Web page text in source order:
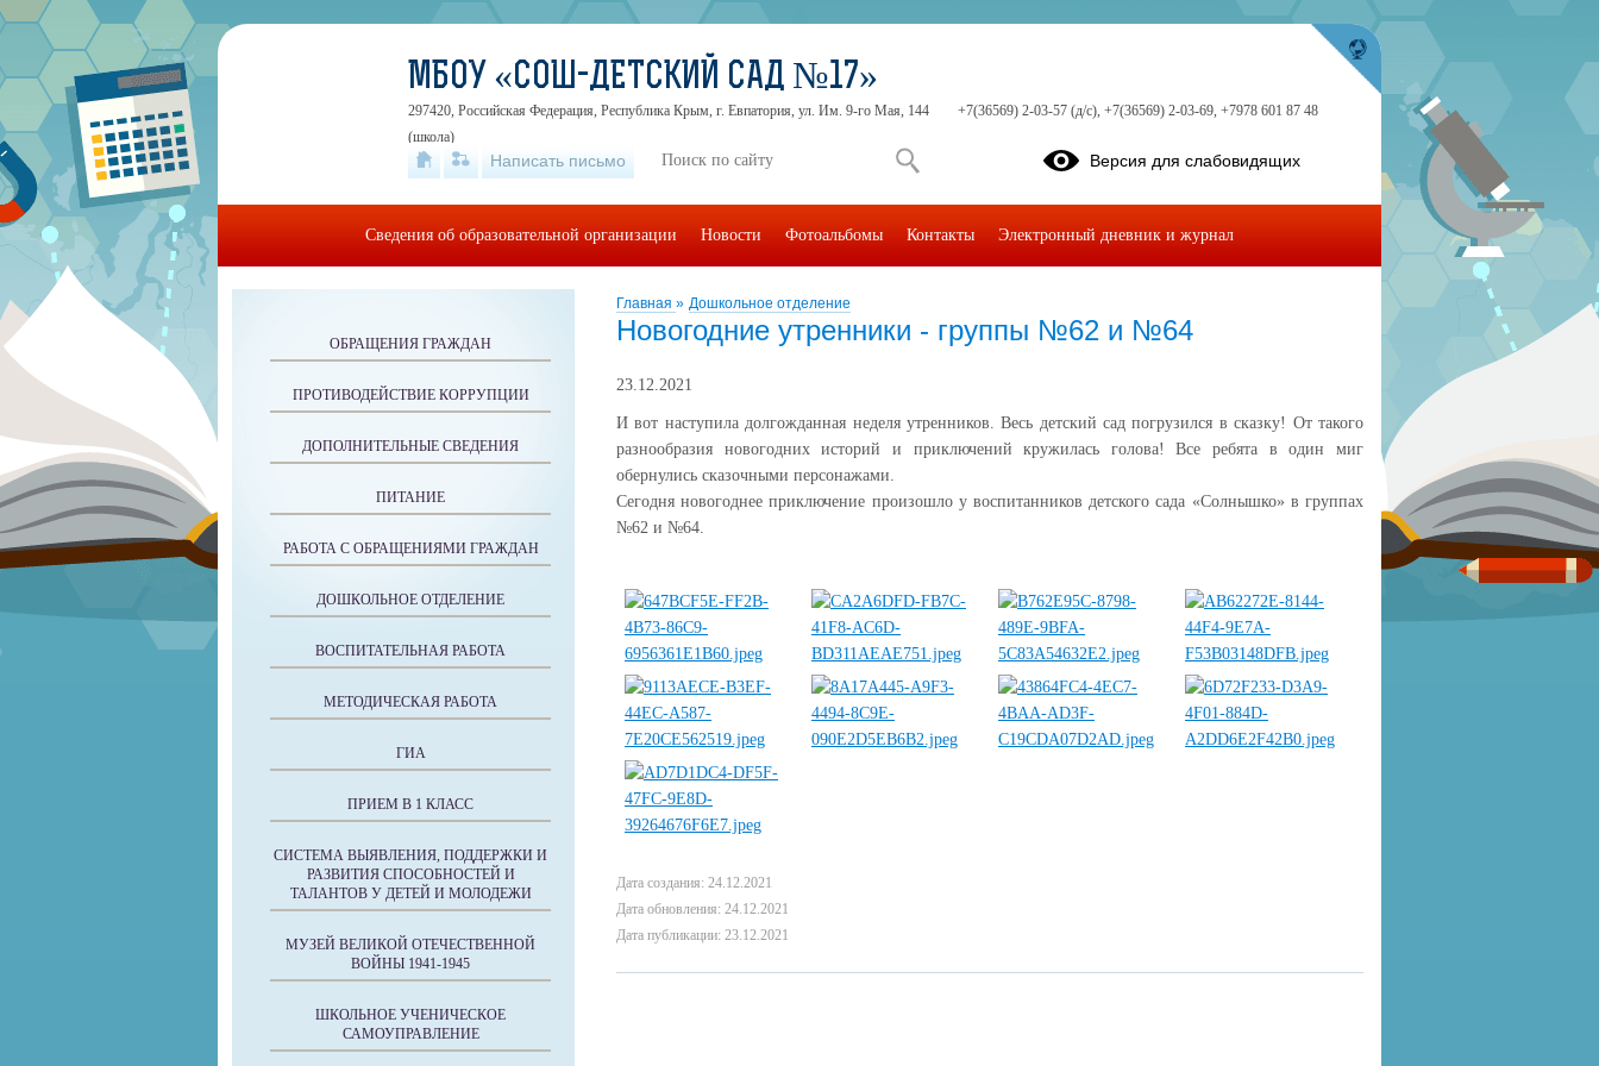
Главная » Дошкольное отделение
Новогодние утренники - группы №62 и №64
23.12.2021
И вот наступила долгожданная неделя утренников. Весь детский сад погрузился в сказку! От такого
разнообразия новогодних историй и приключений кружилась голова! Все ребята в один миг
обернулись сказочными персонажами.
Сегодня новогоднее приключение произошло у воспитанников детского сада «Солнышко» в группах
№62 и №64.
Дата создания: 24.12.2021
Дата обновления: 24.12.2021
Дата публикации: 23.12.2021
ОБРАЩЕНИЯ ГРАЖДАН
ПРОТИВОДЕЙСТВИЕ КОРРУПЦИИ
ДОПОЛНИТЕЛЬНЫЕ СВЕДЕНИЯ
ПИТАНИЕ
РАБОТА С ОБРАЩЕНИЯМИ ГРАЖДАН
ДОШКОЛЬНОЕ ОТДЕЛЕНИЕ
ВОСПИТАТЕЛЬНАЯ РАБОТА
МЕТОДИЧЕСКАЯ РАБОТА
ГИА
ПРИЕМ В 1 КЛАСС
СИСТЕМА ВЫЯВЛЕНИЯ, ПОДДЕРЖКИ И
РАЗВИТИЯ СПОСОБНОСТЕЙ И
ТАЛАНТОВ У ДЕТЕЙ И МОЛОДЕЖИ
МУЗЕЙ ВЕЛИКОЙ ОТЕЧЕСТВЕННОЙ
ВОЙНЫ 1941-1945
ШКОЛЬНОЕ УЧЕНИЧЕСКОЕ
САМОУПРАВЛЕНИЕ
МБОУ «СОШ-ДЕТСКИЙ САД №17»
297420, Российская Федерация, Республика Крым, г. Евпатория, ул. Им. 9-го Мая, 144
+7(36569) 2-03-57 (д/с), +7(36569) 2-03-69, +7978 601 87 48
(школа)
Написать письмо Версия для слабовидящих
Сведения об образовательной организации Новости Фотоальбомы Контакты Электронный дневник и журнал